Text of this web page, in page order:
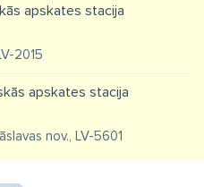
apskates stacija
2015
apskates stacija
nov., LV-5601